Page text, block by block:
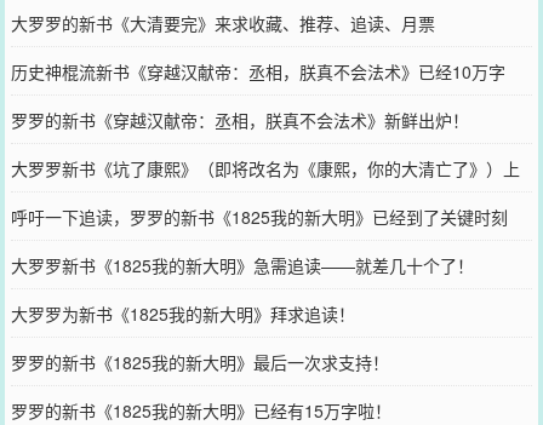
大罗罗的新书《大清要完》来求收藏、推荐、追读、月票
历史神棍流新书《穿越汉献帝：丞相，朕真不会法术》已经10万字
啦！
罗罗的新书《穿越汉献帝：丞相，朕真不会法术》新鲜出炉！
大罗罗新书《坑了康熙》（即将改名为《康熙，你的大清亡了》）上
传啦！
呼吁一下追读，罗罗的新书《1825我的新大明》已经到了关键时刻
大罗罗新书《1825我的新大明》急需追读——就差几十个了！
大罗罗为新书《1825我的新大明》拜求追读！
罗罗的新书《1825我的新大明》最后一次求支持！
罗罗的新书《1825我的新大明》已经有15万字啦！